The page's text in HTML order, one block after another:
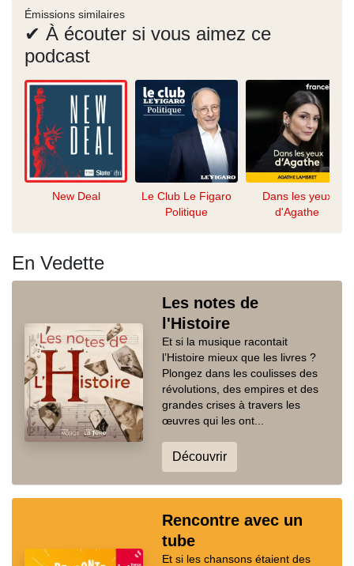
Émissions similaires
✔ À écouter si vous aimez ce
podcast
New Deal
Le Club Le Figaro
Politique
Dans les yeux
d'Agathe
En Vedette
Les notes de
l'Histoire
Et si la musique racontait
l’Histoire mieux que les livres ?
Plongez dans les coulisses des
révolutions, des empires et des
grandes crises à travers les
œuvres qui les ont...
Découvrir
Rencontre avec un
tube
Et si les chansons étaient des